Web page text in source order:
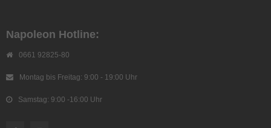
Napoleon Hotline:
0661 92825-80
Montag bis Freitag: 9:00 - 19:00 Uhr
Samstag: 9:00 -16:00 Uhr